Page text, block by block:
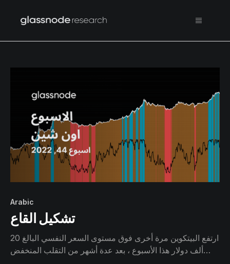
Arabic
تشكيل القاع
ارتفع البيتكوين مرة أخرى فوق مستوى السعر النفسي البالغ 20
ألف دولار هذا الأسبوع ، بعد عدة أشهر من التقلب المنخفض